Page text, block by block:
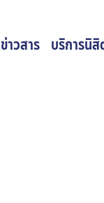
ข่าวสาร บริการนิ